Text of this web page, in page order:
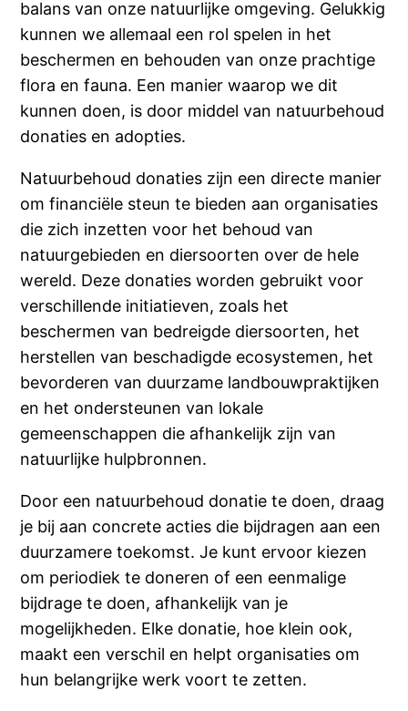
balans van onze natuurlijke omgeving. Gelukkig
kunnen we allemaal een rol spelen in het
beschermen en behouden van onze prachtige
flora en fauna. Een manier waarop we dit
kunnen doen, is door middel van natuurbehoud
donaties en adopties.
Natuurbehoud donaties zijn een directe manier
om financiële steun te bieden aan organisaties
die zich inzetten voor het behoud van
natuurgebieden en diersoorten over de hele
wereld. Deze donaties worden gebruikt voor
verschillende initiatieven, zoals het
beschermen van bedreigde diersoorten, het
herstellen van beschadigde ecosystemen, het
bevorderen van duurzame landbouwpraktijken
en het ondersteunen van lokale
gemeenschappen die afhankelijk zijn van
natuurlijke hulpbronnen.
Door een natuurbehoud donatie te doen, draag
je bij aan concrete acties die bijdragen aan een
duurzamere toekomst. Je kunt ervoor kiezen
om periodiek te doneren of een eenmalige
bijdrage te doen, afhankelijk van je
mogelijkheden. Elke donatie, hoe klein ook,
maakt een verschil en helpt organisaties om
hun belangrijke werk voort te zetten.